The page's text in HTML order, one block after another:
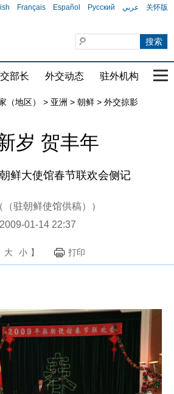
Français Español Русский عربي 关怀版
部长 外交动态 驻外机构 国
（地区） > 亚洲 > 朝鲜 > 外交掠影
岁 贺丰年
鲜大使馆春节联欢会侧记
（驻朝鲜使馆供稿））
2009-01-14 22:37
大 小 】 打印